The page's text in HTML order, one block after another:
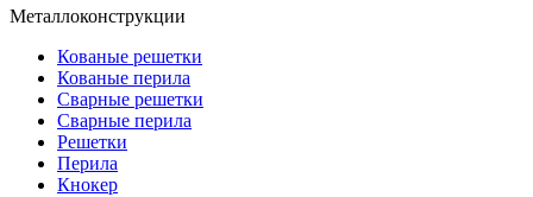
Металлоконструкции
Кованые решетки
Кованые перила
Сварные решетки
Сварные перила
Решетки
Перила
Кнокер